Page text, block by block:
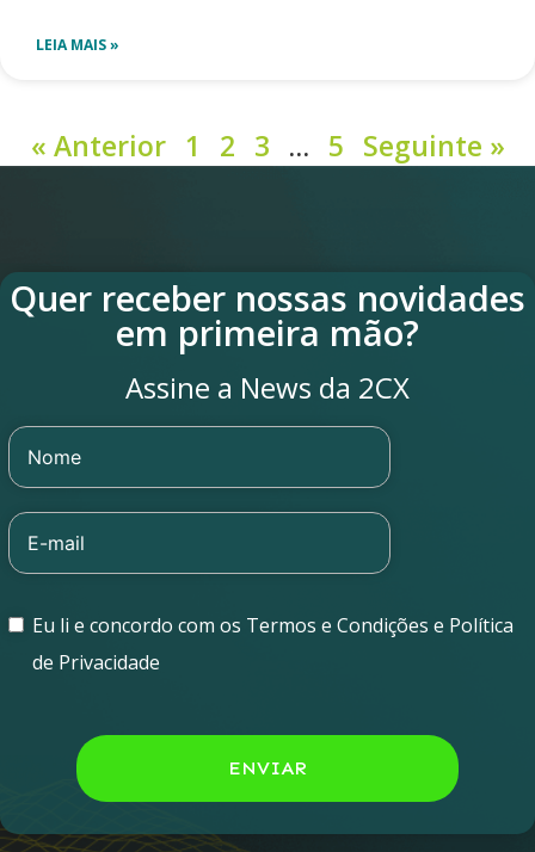
LEIA MAIS »
« Anterior 1 2 3 … 5 Seguinte »
Quer receber nossas novidades
em primeira mão?
Assine a News da 2CX
Eu li e concordo com os Termos e Condições e Política
de Privacidade
ENVIAR